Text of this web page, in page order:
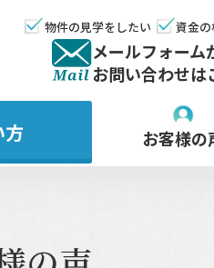
物件の見学をしたい 資金
メールフォーム
お問い合わせは
方 お客様の